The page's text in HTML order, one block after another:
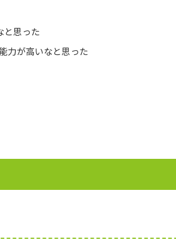
と思った
力が高いなと思った